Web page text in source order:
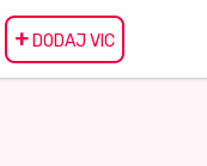
+ DODAJ VIC